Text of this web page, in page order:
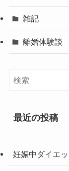
雑記
離婚体験談
最近の投稿
妊娠中ダイエ